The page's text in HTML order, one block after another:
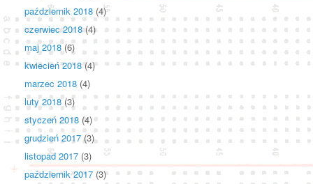
październik 2018 (4)
czerwiec 2018(4)
maj 2018(6)
kwiecień 2018 (4)
marzec 2018 (4)
luty 2018(3)
styczeń 2018 (4)
grudzień 2017 (3)
listopad 2017 (3)
październik 2017 (3)